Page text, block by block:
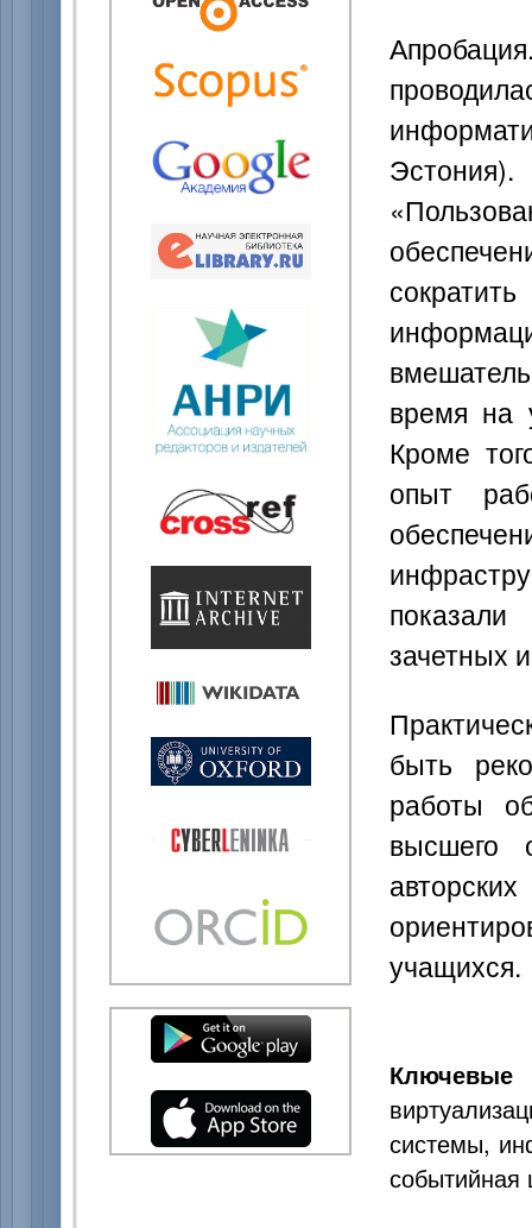
время на
Кроме
опыт
зачетных
быть
работы
высшего
учащихся.
Ключевые
системы,
событийная